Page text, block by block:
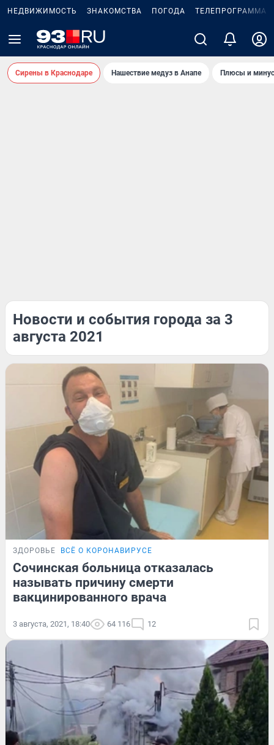
НЕДВИЖИМОСТЬ ЗНАКОМСТВА ПОГОДА ТЕЛЕПРОГРАММА
Сирены в Краснодаре Нашествие медуз в Анапе Плюсы и
Новости и события города за 3
августа 2021
ЗДОРОВЬЕ ВСЁ О КОРОНАВИРУСЕ
Сочинская больница отказалась
называть причину смерти
вакцинированного врача
3 августа, 2021, 18:40 64 116 12